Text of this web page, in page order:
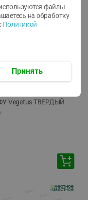
Vegetus ТВЕРДЫЙ
файлы
на обработку
Политикой
Принять